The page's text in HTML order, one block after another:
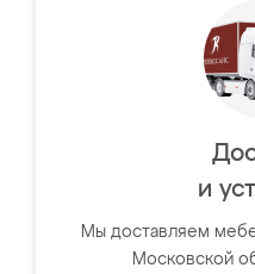
и
Мы доставляем
Московской